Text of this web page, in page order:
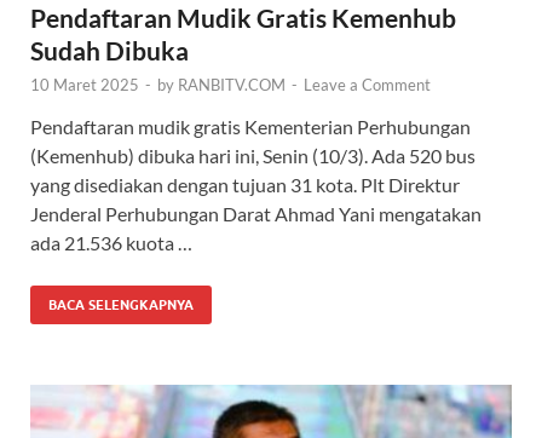
Pendaftaran Mudik Gratis Kemenhub
Sudah Dibuka
10 Maret 2025 - by RANBITV.COM - Leave a Comment
Pendaftaran mudik gratis Kementerian Perhubungan
(Kemenhub) dibuka hari ini, Senin (10/3). Ada 520 bus
yang disediakan dengan tujuan 31 kota. Plt Direktur
Jenderal Perhubungan Darat Ahmad Yani mengatakan
ada 21.536 kuota …
BACA SELENGKAPNYA